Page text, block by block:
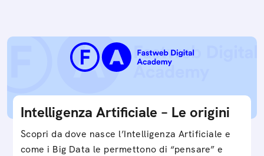
Intelligenza Artificiale – Le origini
Scopri da dove nasce l’Intelligenza Artificiale e
come i Big Data le permettono di “pensare” e